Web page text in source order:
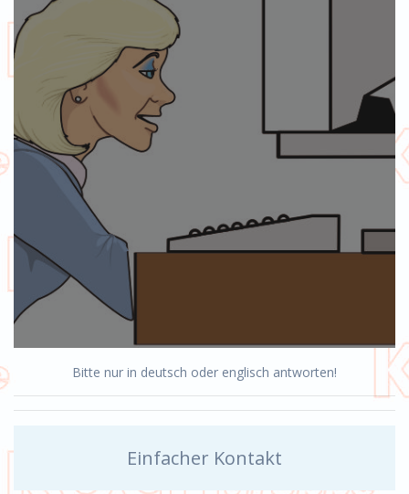
Bitte nur in deutsch oder englisch antworten!
Einfacher Kontakt